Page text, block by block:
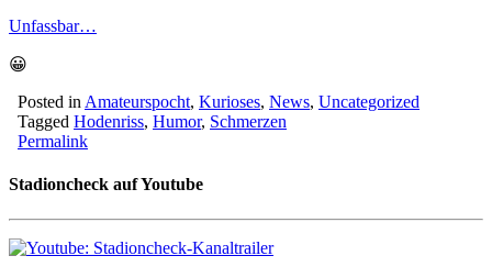
Unfassbar…
😀
Posted in Amateurspocht, Kurioses, News, Uncategorized
Tagged Hodenriss, Humor, Schmerzen
Permalink
Stadioncheck auf Youtube